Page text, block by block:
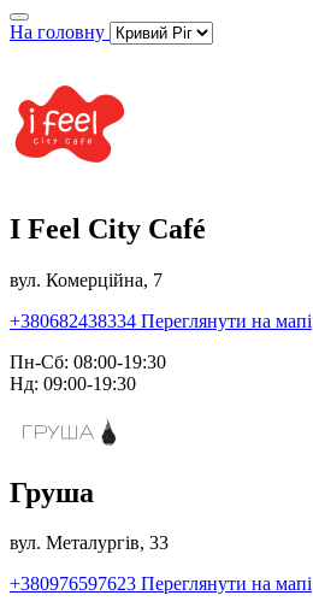
На головну
I Feel City Café
вул. Комерційна, 7
+380682438334 Переглянути на мапі
Пн-Сб: 08:00-19:30
Нд: 09:00-19:30
Груша
вул. Металургів, 33
+380976597623 Переглянути на мапі